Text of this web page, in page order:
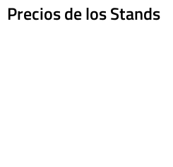
Precios de los Stands